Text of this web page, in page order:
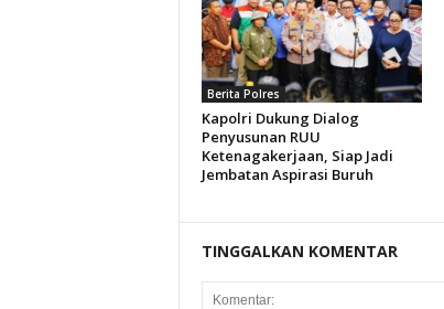
Berita Polres
Kapolri Dukung Dialog
Penyusunan RUU
Ketenagakerjaan, Siap Jadi
Jembatan Aspirasi Buruh
TINGGALKAN KOMENTAR